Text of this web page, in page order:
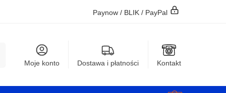
Paynow / BLIK / PayPal
Moje konto Dostawa i płatności Kontakt